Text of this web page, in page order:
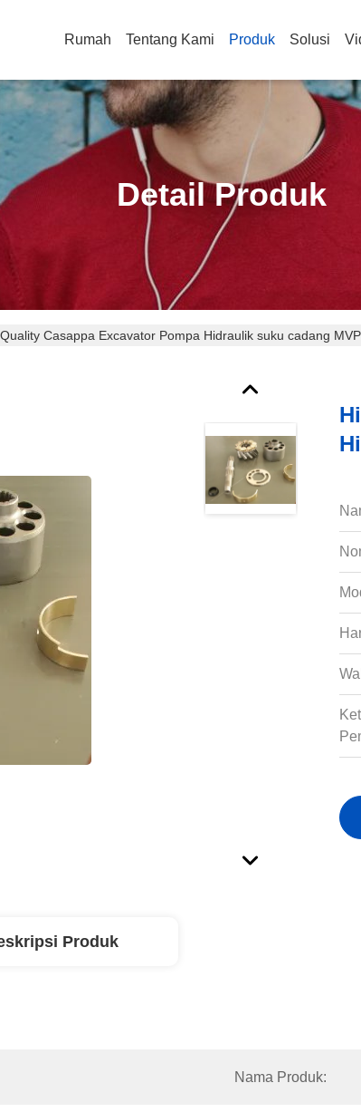
Rumah Tentang Kami Produk Solusi
Detail Produk
Casappa Excavator Pompa Hidraulik suku cadang
Produk
Nama Produk: